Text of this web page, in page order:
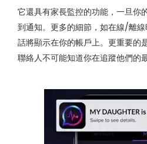
它還具有家長監控的功能，一旦你
到通知。更多的細節，如在線/離
話將顯示在你的帳戶上。更重要的
聯絡人不可能知道你在追蹤他們的